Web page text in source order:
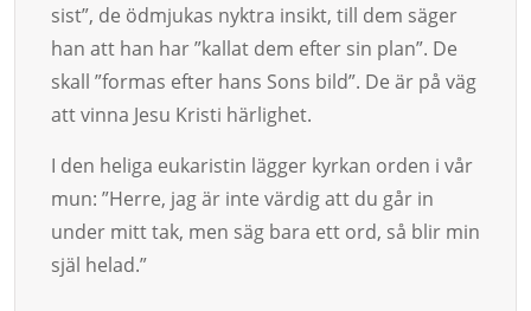
sist”, de öd­mjukas nyktra insikt, till dem säger
han att han har ”kallat dem efter sin plan”. De
skall ”formas efter hans Sons bild”. De är på väg
att vin­na Je­su Kristi härlighet.
I den heliga eukaristin lägger kyrkan orden i vår
mun: ”Herre, jag är inte värdig att du går in
under mitt tak, men säg bara ett ord, så blir min
själ helad.”